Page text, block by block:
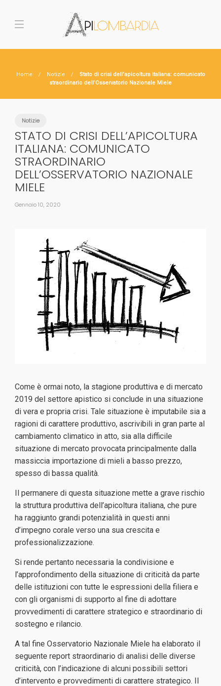
Home Notizie
Stato di crisi dell’apicoltura italiana: comunicato
straordinario dell’Osservatorio Nazionale Miele
Notizie
STATO DI CRISI DELL’APICOLTURA
ITALIANA: COMUNICATO
STRAORDINARIO
DELL’OSSERVATORIO NAZIONALE
MIELE
Gennaio 10, 2020
Come è ormai noto, la stagione produttiva e di mercato
2019 del settore apistico si conclude in una situazione
di vera e propria crisi. Tale situazione è imputabile sia a
ragioni di carattere produttivo, ascrivibili in gran parte al
cambiamento climatico in atto, sia alla difficile
situazione di mercato provocata principalmente dalla
massiccia importazione di mieli a basso prezzo,
spesso di bassa qualità.
Il permanere di questa situazione mette a grave rischio
la struttura produttiva dell’apicoltura italiana, che pure
ha raggiunto grandi potenzialità in questi anni
d’impegno corale verso una sua crescita e
professionalizzazione.
Si rende pertanto necessaria la condivisione e
l’approfondimento della situazione di criticità da parte
delle istituzioni con tutte le espressioni della filiera e
con gli organismi di supporto al fine di adottare
provvedimenti di carattere strategico e straordinario di
sostegno e rilancio.
A tal fine Osservatorio Nazionale Miele ha elaborato il
seguente report straordinario di analisi delle diverse
criticità, con l’indicazione di alcuni possibili settori
d’intervento e provvedimenti di carattere strategico. Il